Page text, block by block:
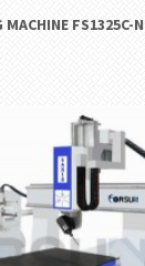
MACHINE FS1325C-N